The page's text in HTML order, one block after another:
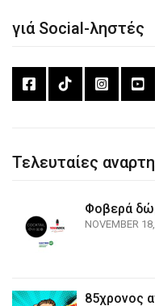
γιά Social-ληστές
Τελευταίες
Φοβερά
NOVEMBER
85χρονος